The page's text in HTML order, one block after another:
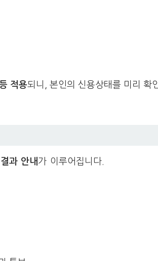
적용되니, 본인의 신용상태를 미리 확
과 안내 가 이루어집니다.